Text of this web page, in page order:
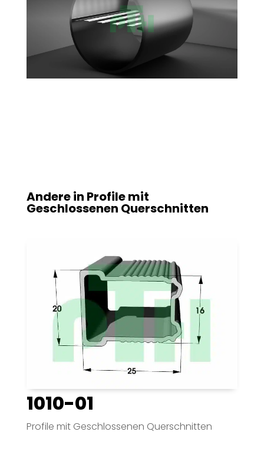
Andere in Profile mit
Geschlossenen Querschnitten
1010-01
Profile mit Geschlossenen Querschnitten